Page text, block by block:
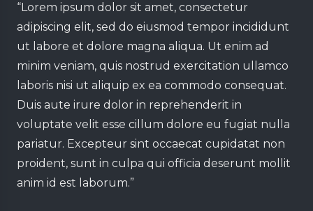
“Lorem ipsum dolor sit amet, consectetur
adipiscing elit, sed do eiusmod tempor incididunt
ut labore et dolore magna aliqua. Ut enim ad
minim veniam, quis nostrud exercitation ullamco
laboris nisi ut aliquip ex ea commodo consequat.
Duis aute irure dolor in reprehenderit in
voluptate velit esse cillum dolore eu fugiat nulla
pariatur. Excepteur sint occaecat cupidatat non
proident, sunt in culpa qui officia deserunt mollit
anim id est laborum.”